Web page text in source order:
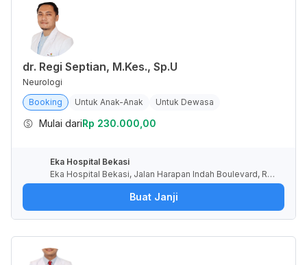
dr. Regi Septian, M.Kes., Sp.U
Neurologi
Booking
Untuk Anak-Anak Untuk Dewasa
Mulai dariRp 230.000,00
Eka Hospital Bekasi
Eka Hospital Bekasi, Jalan Harapan Indah Boulevard, RT.
10/RW.8, Pusaka Rakyat, Kota Bekasi, Jawa Barat, Indone
Buat Janji